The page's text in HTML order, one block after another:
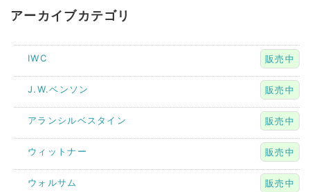
アーカイブカテゴリ
IWC 販売中
J.W.ベンソン 販売中
アランシルベスタイン 販売中
ウィットナー 販売中
ウォルサム 販売中